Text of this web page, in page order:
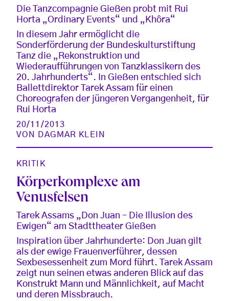
Die Tanzcompagnie Gießen probt mit Rui
Horta „Ordinary Events“ und „Khôra“
In diesem Jahr ermöglicht die
Sonderförderung der Bundeskulturstiftung
Tanz die „Rekonstruktion und
Wiederaufführungen von Tanzklassikern des
20. Jahrhunderts“. In Gießen entschied sich
Ballettdirektor Tarek Assam für einen
Choreografen der jüngeren Vergangenheit, für
Rui Horta
20/11/2013
VON
DAGMAR KLEIN
KRITIK
Körperkomplexe am
Venusfelsen
Tarek Assams „Don Juan – Die Illusion des
Ewigen“ am Stadttheater Gießen
Inspiration über Jahrhunderte: Don Juan gilt
als der ewige Frauenverführer, dessen
Sexbesessenheit zum Mord führt. Tarek Assam
zeigt nun seinen etwas anderen Blick auf das
Konstrukt Mann und Männlichkeit, auf Macht
und deren Missbrauch.